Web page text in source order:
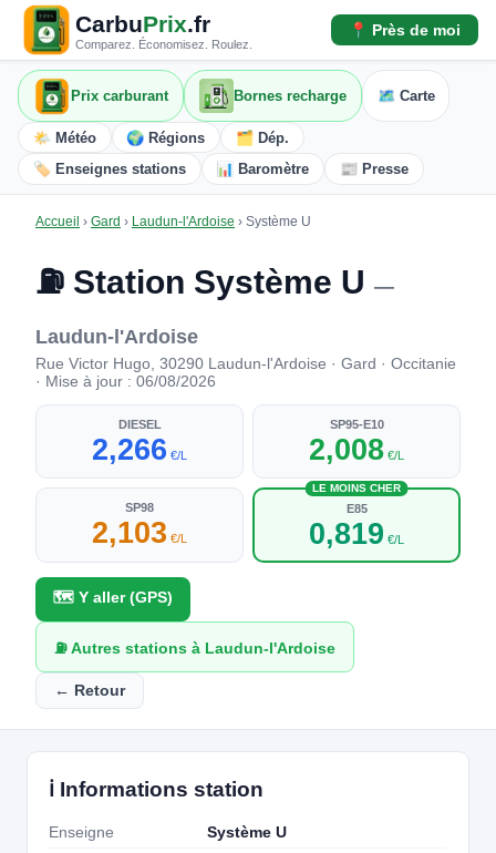
CarbuPrix.fr
Comparez. Économisez. Roulez.
📍 Près de moi
Prix carburant Bornes recharge 🗺️ Carte
🌤️ Météo 🌍 Régions
🗂️ Dép.
🏷️ Enseignes stations
📊 Baromètre 📰 Presse
Accueil › Gard › Laudun-l'Ardoise › Système U
⛽ Station Système U —
Laudun-l'Ardoise
Rue Victor Hugo, 30290 Laudun-l'Ardoise · Gard · Occitanie
· Mise à jour : 06/08/2026
DIESEL
2,266 €/L
SP95-E10
2,008 €/L
SP98
2,103 €/L
LE MOINS CHER
E85
0,819 €/L
🗺️ Y aller (GPS)
⛽ Autres stations à Laudun-l'Ardoise
← Retour
ℹ️ Informations station
Enseigne
Système U